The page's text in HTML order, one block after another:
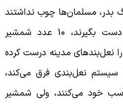
بدر، مسلمان‌ها چوب نداشتند
چماق جلوی دشمن به دست بگیرند، 10 عدد شمشیر
مدینه درست کرده
نعل‌بندی فرق می‌کند،
خود می‌کنند، ولی شمشیر